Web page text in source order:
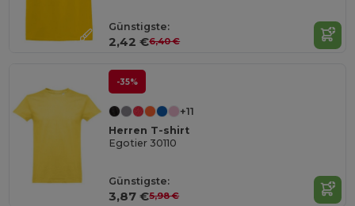
Günstigste:
2,42 €6,40 €
-35%
+11
Herren T-shirt
Egotier 30110
Günstigste:
3,87 €5,98 €